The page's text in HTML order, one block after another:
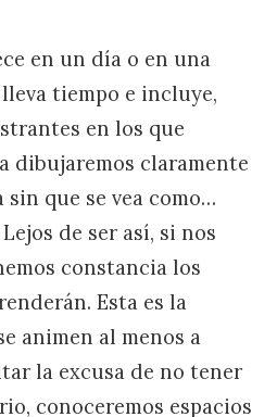
en un día o en una
tiempo e incluye,
en los que
dibujaremos claramente
sin que se vea como…
de ser así, si nos
constancia los
Esta es la
animen al menos a
la excusa de no tener
conoceremos espacios